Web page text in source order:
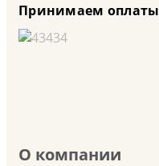
Принимаем оплаты
О компании